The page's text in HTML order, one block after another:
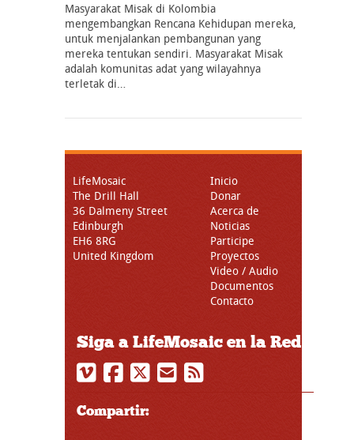
Masyarakat Misak di Kolombia
mengembangkan Rencana Kehidupan mereka,
untuk menjalankan pembangunan yang
mereka tentukan sendiri. Masyarakat Misak
adalah komunitas adat yang wilayahnya
terletak di…
LifeMosaic
The Drill Hall
36 Dalmeny Street
Edinburgh
EH6 8RG
United Kingdom
Inicio
Donar
Acerca de
Noticias
Participe
Proyectos
Video / Audio
Documentos
Contacto
Siga a LifeMosaic en la Red
Compartir: